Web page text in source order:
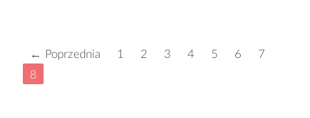
← Poprzednia 1 2 3 4 5 6
7
8